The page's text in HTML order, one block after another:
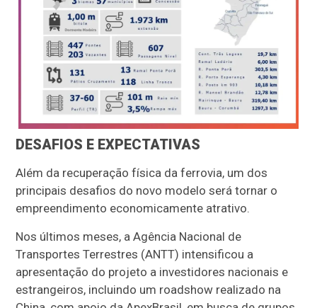
DESAFIOS E EXPECTATIVAS
Além da recuperação física da ferrovia, um dos
principais desafios do novo modelo será tornar o
empreendimento economicamente atrativo.
Nos últimos meses, a Agência Nacional de
Transportes Terrestres (ANTT) intensificou a
apresentação do projeto a investidores nacionais e
estrangeiros, incluindo um roadshow realizado na